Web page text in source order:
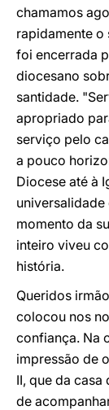
chamamos
rapidamente
foi encerrada
diocesano
santidade.
apropriado
serviço pelo
a pouco
Diocese até à
universalidade
momento da
inteiro viveu
história.
Queridos
colocou nos
confiança. Na
impressão de
II, que da
de